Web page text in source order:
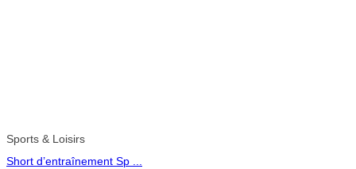
Sports & Loisirs
Short d’entraînement Sp ...